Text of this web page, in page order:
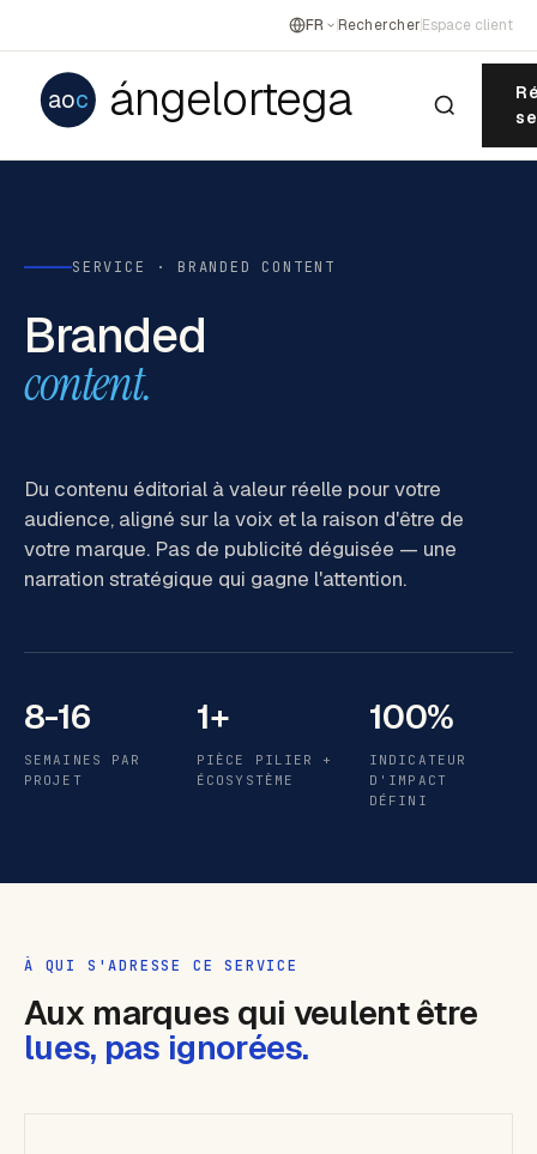
FR RechercherEspace client
aoc ángelortega
stories
SERVICE · BRANDED CONTENT
Branded
content.
Du contenu éditorial à valeur réelle pour votre
audience, aligné sur la voix et la raison d'être de
votre marque. Pas de publicité déguisée — une
narration stratégique qui gagne l'attention.
8-16
SEMAINES PAR
PROJET
1+
PIÈCE PILIER +
ÉCOSYSTÈME
100%
INDICATEUR
D'IMPACT
DÉFINI
À QUI S'ADRESSE CE SERVICE
Aux marques qui veulent être
lues, pas ignorées.